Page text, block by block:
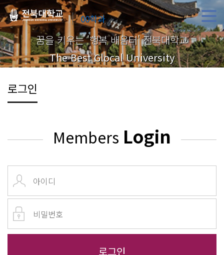
00학과
꿈을 키우는 '행복 배움터' 전북대학교
The Best Glocal University
로그인
Members Login